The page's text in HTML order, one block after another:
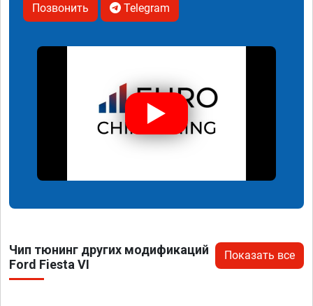
Позвонить Telegram
Чип тюнинг других модификаций
Ford Fiesta VI
Показать все